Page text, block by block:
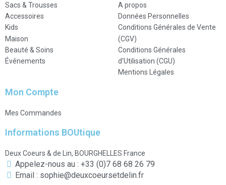
Sacs & Trousses
Accessoires
Kids
Maison
Beauté & Soins
Événements
A propos
Données Personnelles
Conditions Générales de Vente
(CGV)
Conditions Générales
d'Utilisation (CGU)
Mentions Légales
Mon Compte
Mes Commandes
Informations BOUtique
Deux Coeurs & de Lin, BOURGHELLES France
Appelez-nous au : +33 (0)7 68 68 26 79
Email : sophie@deuxcoeursetdelin.fr